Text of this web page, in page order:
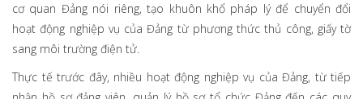
cơ quan Đảng nói riêng, tạo khuôn khổ pháp lý để chuyển đổi
hoạt động nghiệp vụ của Đảng từ phương thức thủ công, giấy tờ
sang môi trường điện tử.
Thực tế trước đây, nhiều hoạt động nghiệp vụ của Đảng, từ tiếp